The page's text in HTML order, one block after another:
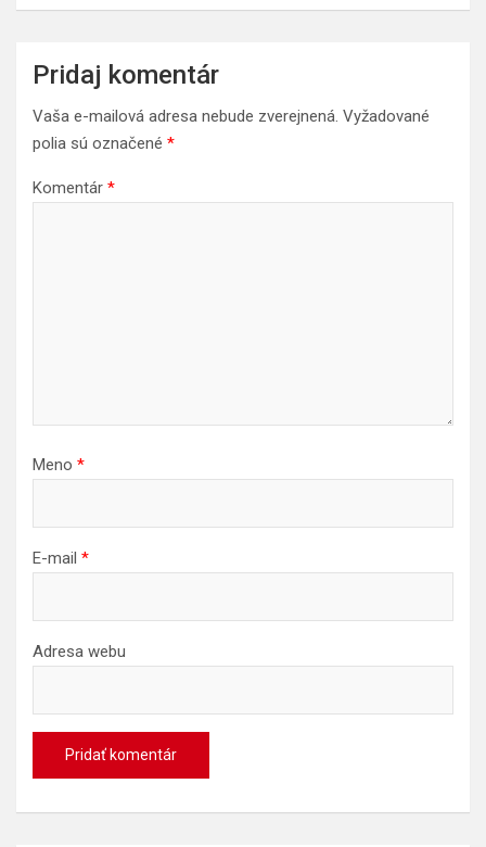
Pridaj komentár
Vaša e-mailová adresa nebude zverejnená. Vyžadované
polia sú označené *
Komentár *
Meno *
E-mail *
Adresa webu